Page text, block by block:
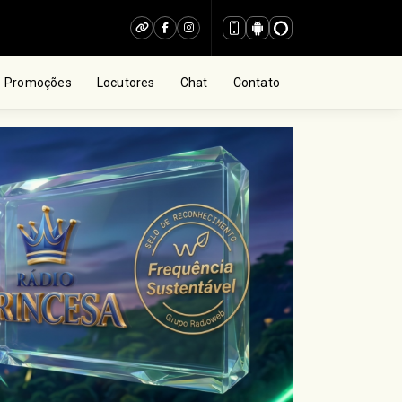
Promoções Locutores Chat Contato